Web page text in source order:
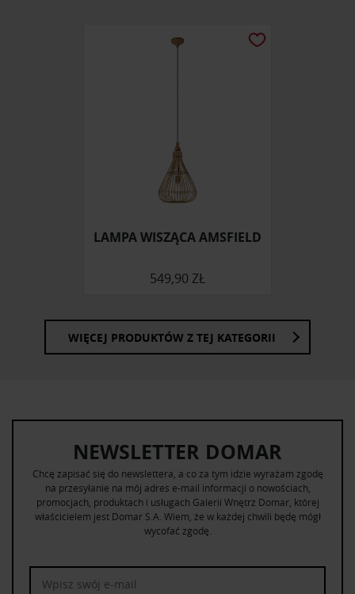
LAMPA WISZĄCA AMSFIELD
549,90 ZŁ
WIĘCEJ PRODUKTÓW Z TEJ KATEGORII
NEWSLETTER DOMAR
Chcę zapisać się do newslettera, a co za tym idzie wyrażam zgodę
na przesyłanie na mój adres e-mail informacji o nowościach,
promocjach, produktach i usługach Galerii Wnętrz Domar, której
właścicielem jest Domar S.A. Wiem, że w każdej chwili będę mógł
wycofać zgodę.